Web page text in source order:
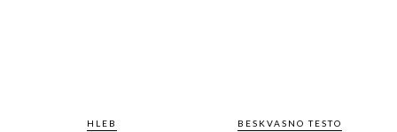
HLEB BESKVASNO TESTO